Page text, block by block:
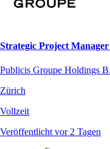
Strategic Project
Publicis Groupe Holdings
Zürich
Vollzeit
Veröffentlicht vor 2 Tagen